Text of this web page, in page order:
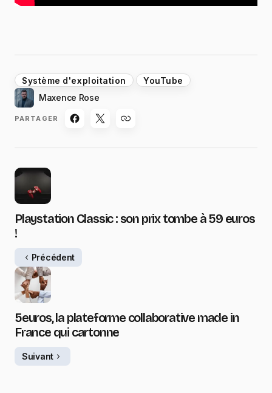
Système d'exploitation YouTube
Maxence Rose
PARTAGER
Playstation Classic : son prix tombe à 59 euros
!
Précédent
5euros, la plateforme collaborative made in
France qui cartonne
Suivant